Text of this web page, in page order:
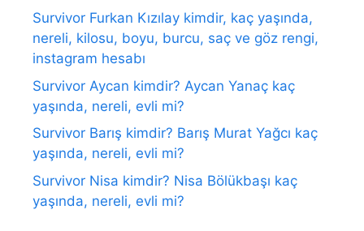
Survivor Furkan Kızılay kimdir, kaç yaşında,
nereli, kilosu, boyu, burcu, saç ve göz rengi,
instagram hesabı
Survivor Aycan kimdir? Aycan Yanaç kaç
yaşında, nereli, evli mi?
Survivor Barış kimdir? Barış Murat Yağcı kaç
yaşında, nereli, evli mi?
Survivor Nisa kimdir? Nisa Bölükbaşı kaç
yaşında, nereli, evli mi?